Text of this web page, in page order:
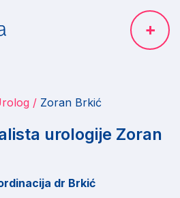
Zoran Brkić
urologije Zoran
dr Brkić